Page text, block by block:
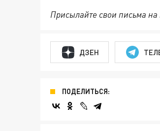
Присылайте свои письма на
ДЗЕН
ПОДЕЛИТЬСЯ: